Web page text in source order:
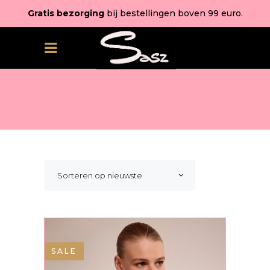
Gratis bezorgingbij bestellingen boven 99 euro.
Sorteren op nieuwste
SALE